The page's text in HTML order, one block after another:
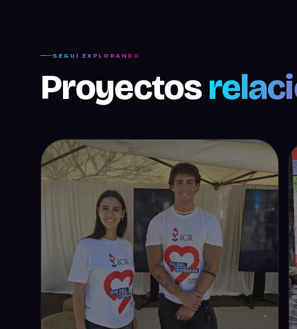
SEGUÍ EXPLORANDO
Proyectos